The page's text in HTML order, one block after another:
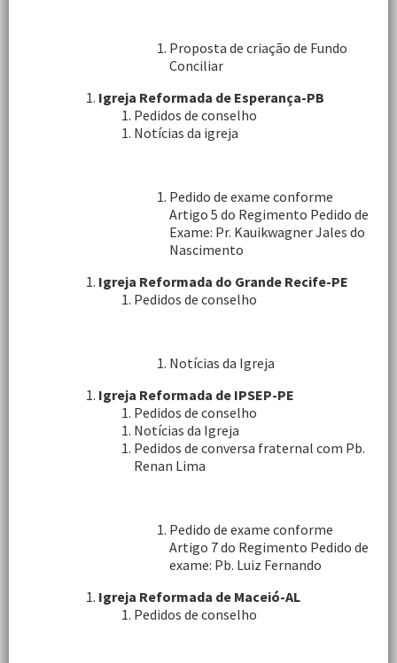
Proposta de criação de Fundo
Conciliar
Igreja Reformada de Esperança-PB
Pedidos de conselho
Notícias da igreja
Pedido de exame conforme
Artigo 5 do Regimento Pedido de
Exame: Pr. Kauikwagner Jales do
Nascimento
Igreja Reformada do Grande Recife-PE
Pedidos de conselho
Notícias da Igreja
Igreja Reformada de IPSEP-PE
Pedidos de conselho
Notícias da Igreja
Pedidos de conversa fraternal com Pb.
Renan Lima
Pedido de exame conforme
Artigo 7 do Regimento Pedido de
exame: Pb. Luiz Fernando
Igreja Reformada de Maceió-AL
Pedidos de conselho